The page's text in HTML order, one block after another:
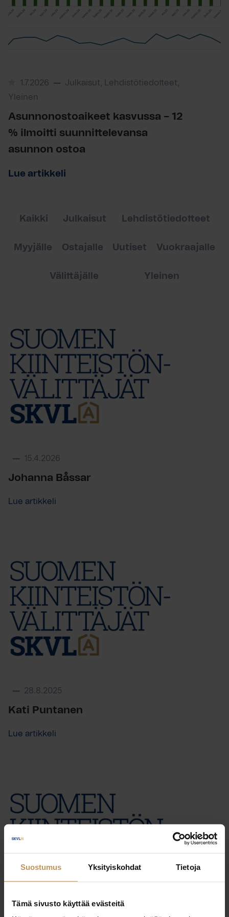
Suostumus Yksityiskohdat Tietoja
Tämä sivusto käyttää evästeitä
1.7.2026
Julkaisut, Lehdistötiedotteet,
Yleinen
Asunnonostoaikeet kasvussa – 12
% ilmoitti suunnittelevansa
asunnon ostoa
Lue artikkeli
Kaikki Julkaisut Lehdistötiedotteet
Myyjälle Ostajalle Uutiset Vuokraajalle
Välittäjälle Yleinen
15.4.2026
Johanna Båssar
Lue artikkeli
28.8.2025
Kati Puntanen
Lue artikkeli